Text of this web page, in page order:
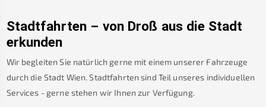
Stadtfahrten – von Droß aus die Stadt
erkunden
Wir begleiten Sie natürlich gerne mit einem unserer Fahrzeuge
durch die Stadt Wien. Stadtfahrten sind Teil unseres individuellen
Services - gerne stehen wir Ihnen zur Verfügung.